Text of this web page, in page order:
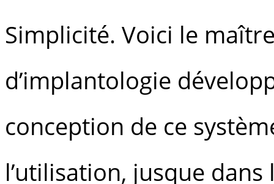
Simplicité. Voici le
d’implantologie
conception de ce
l’utilisation, jusque